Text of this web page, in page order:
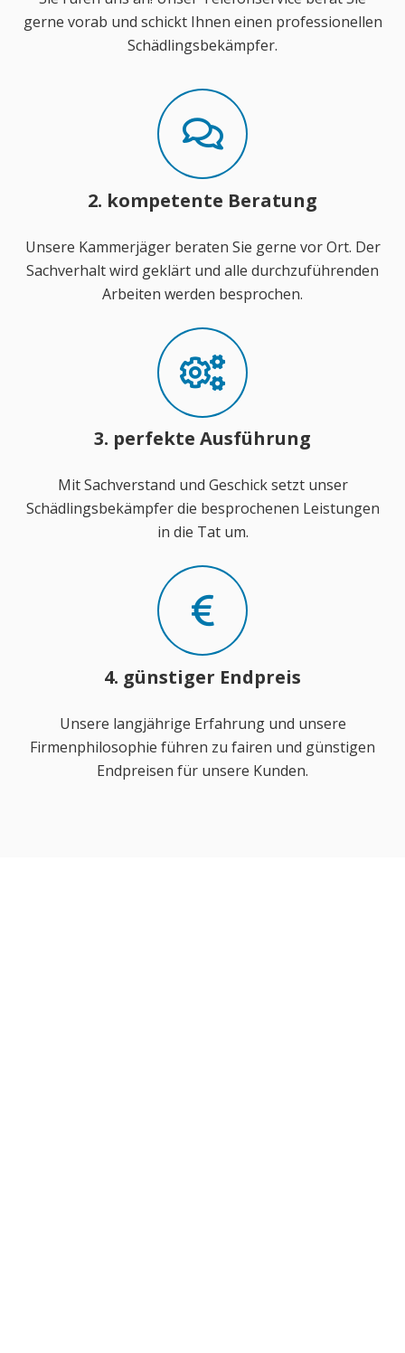
gerne vorab und schickt Ihnen einen professionellen
Schädlingsbekämpfer.
2. kompetente Beratung
Unsere Kammerjäger beraten Sie gerne vor Ort. Der
Sachverhalt wird geklärt und alle durchzuführenden
Arbeiten werden besprochen.
3. perfekte Ausführung
Mit Sachverstand und Geschick setzt unser
Schädlingsbekämpfer die besprochenen Leistungen
in die Tat um.
4. günstiger Endpreis
Unsere langjährige Erfahrung und unsere
Firmenphilosophie führen zu fairen und günstigen
Endpreisen für unsere Kunden.